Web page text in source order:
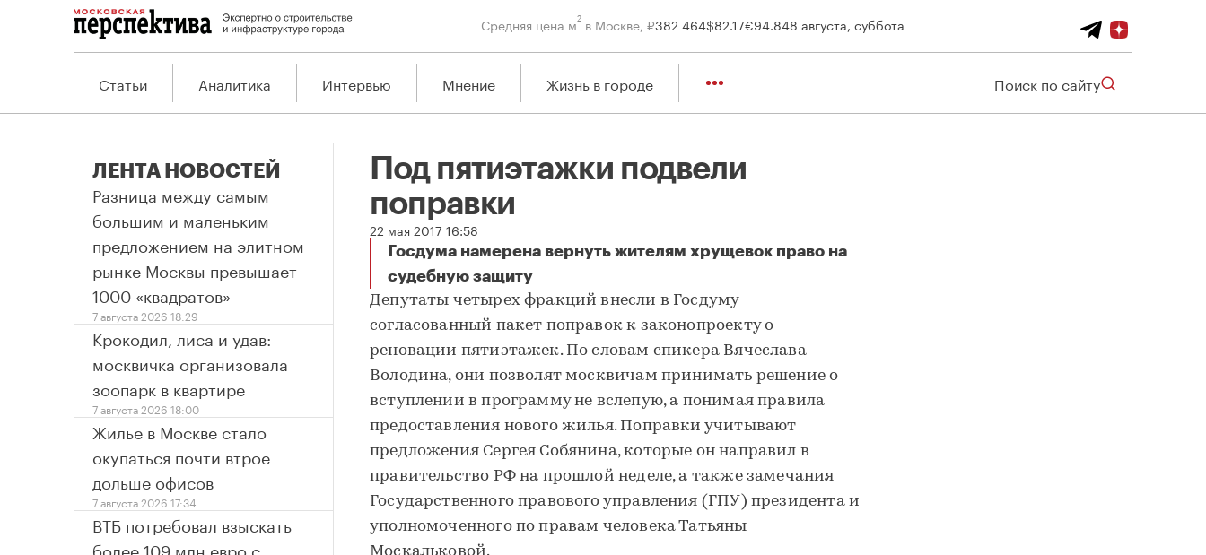
Средняя цена м2 в Москве, ₽382 464$82.17€94.848 августа, суббота
Статьи Аналитика Интервью Мнение Жизнь в городе Поиск по сайту
Под пятиэтажки подвели
поправки
22 мая 2017 16:58
Госдума намерена вернуть жителям хрущевок право на
судебную защиту
Под пятиэтажки подвели поправки
Депутаты четырех фракций внесли в Госдуму
согласованный пакет поправок к законопроекту о
реновации пятиэтажек. По словам спикера Вячеслава
Володина, они позволят москвичам принимать решение о
вступлении в программу не вслепую, а понимая правила
предоставления нового жилья. Поправки учитывают
предложения Сергея Собянина, которые он направил в
правительство РФ на прошлой неделе, а также замечания
Государственного правового управления (ГПУ) президента и
уполномоченного по правам человека Татьяны
ЛЕНТА НОВОСТЕЙ
Разница между самым
большим и маленьким
предложением на элитном
рынке Москвы превышает
1000 «квадратов»
7 августа 2026 18:29
Крокодил, лиса и удав:
москвичка организовала
зоопарк в квартире
7 августа 2026 18:00
Жилье в Москве стало
окупаться почти втрое
дольше офисов
7 августа 2026 17:34
ВТБ потребовал взыскать
более 109 млн евро с